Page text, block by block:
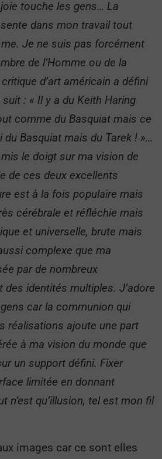
touche les gens… La
dans mon travail tout
Je ne suis pas forcément
de l’Homme ou de la
d’art américain a défini
: « Il y a du Keith Haring
comme du Basquiat mais ce
du Basquiat mais du Tarek ! »…
le doigt sur ma vision de
de ces deux excellents
est à la fois populaire mais
cérébrale et réfléchie mais
et universelle, brute mais
complexe que ma
par de nombreux
identités multiples. J’adore
car la communion qui
réalisations ajoute une part
à ma vision du monde que
un support défini. Fixer
limitée en donnant
n’est qu’illusion, tel est mon fil
images car ce sont elles